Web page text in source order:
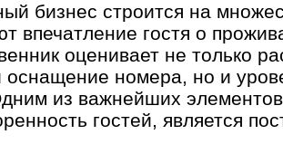
бизнес строится на
впечатление гостя о
оценивает не только
оснащение номера, но и
из важнейших
гостей, является